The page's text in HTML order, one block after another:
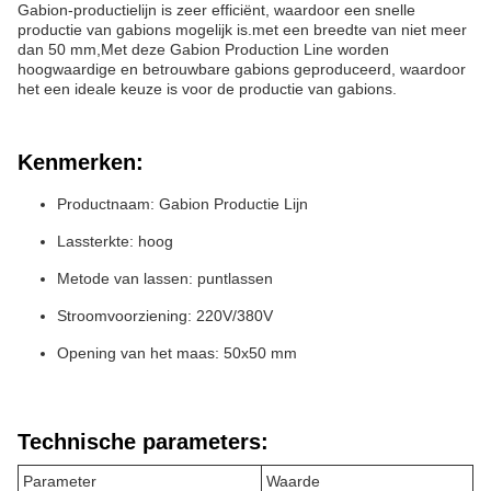
Gabion-productielijn is zeer efficiënt, waardoor een snelle
productie van gabions mogelijk is.met een breedte van niet meer
dan 50 mm,Met deze Gabion Production Line worden
hoogwaardige en betrouwbare gabions geproduceerd, waardoor
het een ideale keuze is voor de productie van gabions.
Kenmerken:
Productnaam: Gabion Productie Lijn
Lassterkte: hoog
Metode van lassen: puntlassen
Stroomvoorziening: 220V/380V
Opening van het maas: 50x50 mm
Technische parameters:
Parameter
Waarde